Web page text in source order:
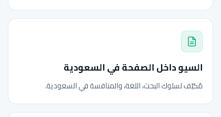
السيو داخل الصفحة في السعودية
مُكيّف لسلوك البحث، اللغة، والمنافسة في السعودية.